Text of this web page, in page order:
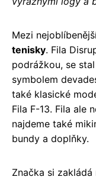
Mezi
tenisky. Fila
podrážkou, se
symbolem
také klasické
Fila F-13. Fila ale
najdeme také
bundy a doplňky.
Značka si